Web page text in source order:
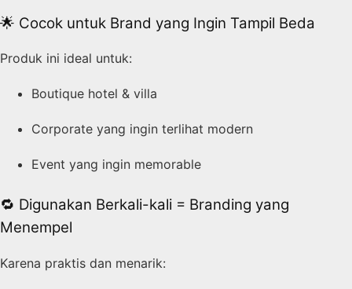
🌟 Cocok untuk Brand yang Ingin Tampil Beda
Produk ini ideal untuk:
Boutique hotel & villa
Corporate yang ingin terlihat modern
Event yang ingin memorable
🔁 Digunakan Berkali-kali = Branding yang
Menempel
Karena praktis dan menarik: